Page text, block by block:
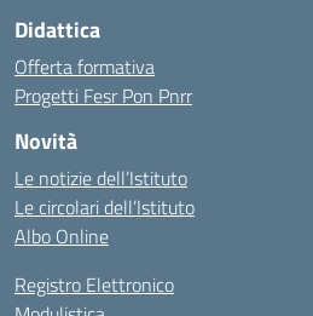
Didattica
Offerta formativa
Progetti Fesr Pon Pnrr
Novità
Le notizie dell’Istituto
Le circolari dell’Istituto
Albo Online
Registro Elettronico